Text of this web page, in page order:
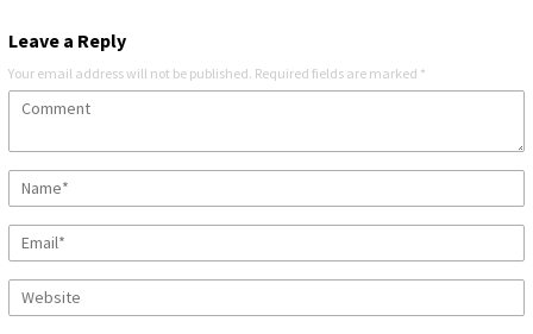
Leave a Reply
Your email address will not be published. Required fields are marked *